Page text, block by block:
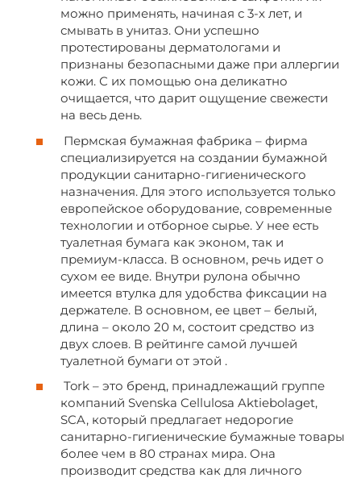
можно применять, начиная с 3-х лет, и
смывать в унитаз. Они успешно
протестированы дерматологами и
признаны безопасными даже при аллергии
кожи. С их помощью она деликатно
очищается, что дарит ощущение свежести
на весь день.
Пермская бумажная фабрика – фирма
специализируется на создании бумажной
продукции санитарно-гигиенического
назначения. Для этого используется только
европейское оборудование, современные
технологии и отборное сырье. У нее есть
туалетная бумага как эконом, так и
премиум-класса. В основном, речь идет о
сухом ее виде. Внутри рулона обычно
имеется втулка для удобства фиксации на
держателе. В основном, ее цвет – белый,
длина – около 20 м, состоит средство из
двух слоев. В рейтинге самой лучшей
туалетной бумаги от этой .
Tork – это бренд, принадлежащий группе
компаний Svenska Cellulosa Aktiebolaget,
SCA, который предлагает недорогие
санитарно-гигиенические бумажные товары
более чем в 80 странах мира. Она
производит средства как для личного